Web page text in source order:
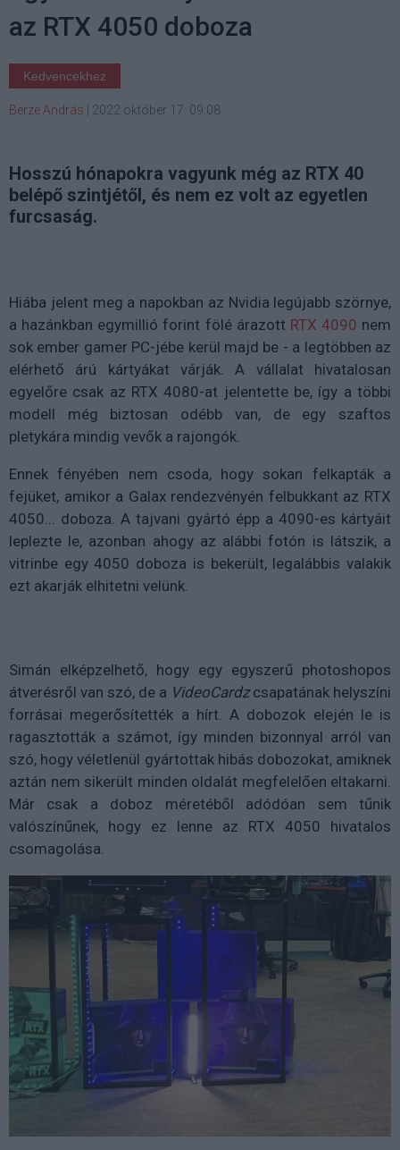
az RTX 4050 doboza
Kedvencekhez
Berze András 2022 október 17. 09:08
Hosszú hónapokra vagyunk még az RTX 40
belépő szintjétől, és nem ez volt az egyetlen
furcsaság.
Hiába jelent meg a napokban az Nvidia legújabb szörnye,
a hazánkban egymillió forint fölé árazott RTX 4090 nem
sok ember gamer PC-jébe kerül majd be - a legtöbben az
elérhető árú kártyákat várják. A vállalat hivatalosan
egyelőre csak az RTX 4080-at jelentette be, így a többi
modell még biztosan odébb van, de egy szaftos
pletykára mindig vevők a rajongók.
Ennek fényében nem csoda, hogy sokan felkapták a
fejüket, amikor a Galax rendezvényén felbukkant az RTX
4050... doboza. A tajvani gyártó épp a 4090-es kártyáit
leplezte le, azonban ahogy az alábbi fotón is látszik, a
vitrinbe egy 4050 doboza is bekerült, legalábbis valakik
ezt akarják elhitetni velünk.
Simán elképzelhető, hogy egy egyszerű photoshopos
átverésről van szó, de a VideoCardzcsapatának helyszíni
forrásai megerősítették a hírt. A dobozok elején le is
ragasztották a számot, így minden bizonnyal arról van
szó, hogy véletlenül gyártottak hibás dobozokat, amiknek
aztán nem sikerült minden oldalát megfelelően eltakarni.
Már csak a doboz méretéből adódóan sem tűnik
valószínűnek, hogy ez lenne az RTX 4050 hivatalos
csomagolása.